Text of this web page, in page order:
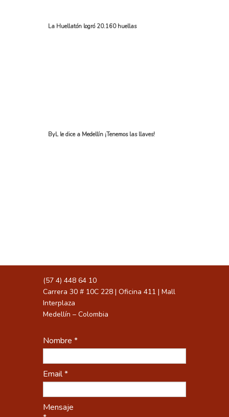
La Huellatón logró 20.160 huellas
ByL le dice a Medellín ¡Tenemos las llaves!
(57 4) 448 64 10
Carrera 30 # 10C 228 | Oficina 411 | Mall
Interplaza
Medellín – Colombia
Nombre *
Email *
Mensaje